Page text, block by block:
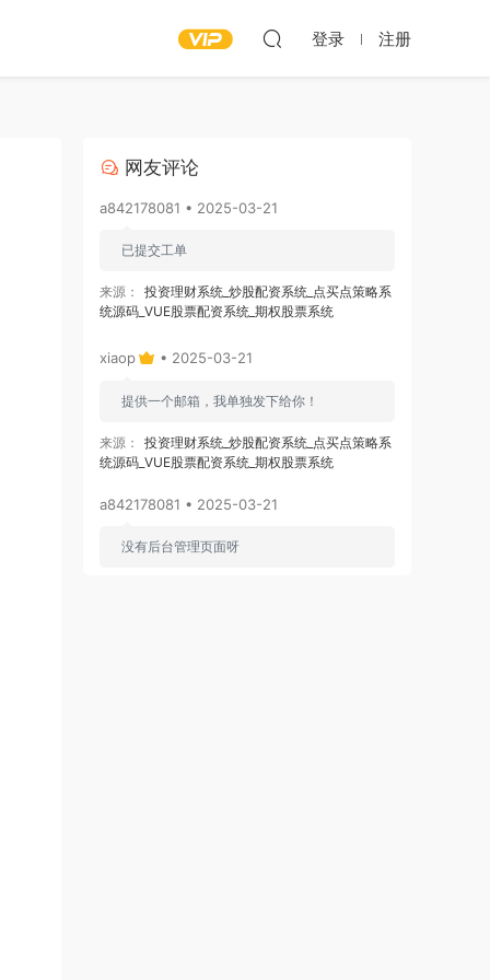
登录 注册
网友评论
a842178081 • 2025-03-21
已提交工单
来源：
投资理财系统_炒股配资系统_点买点策略系
统源码_VUE股票配资系统_期权股票系统
xiaop • 2025-03-21
提供一个邮箱，我单独发下给你！
来源：
投资理财系统_炒股配资系统_点买点策略系
统源码_VUE股票配资系统_期权股票系统
a842178081 • 2025-03-21
没有后台管理页面呀